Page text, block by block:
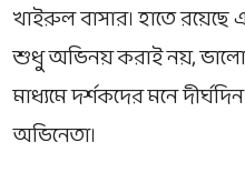
খাইরুল বাসার। হাতে
শুধু অভিনয় করাই নয়, ভালো
মাধ্যমে দর্শকদের মনে
অভিনেতা।